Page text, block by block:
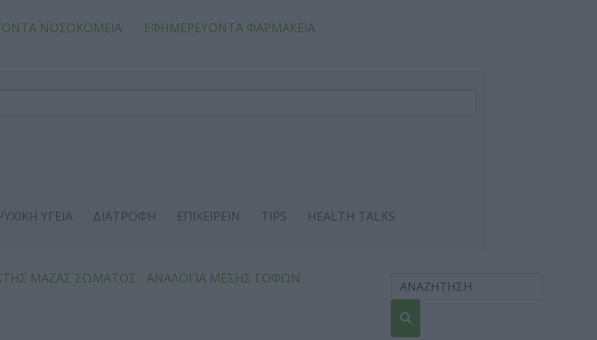
ΝΟΣΟΚΟΜΕΙΑ ΕΦΗΜΕΡΕΥΟΝΤΑ ΦΑΡΜΑΚΕΙΑ
ΥΓΕΙΑ ΔΙΑΤΡΟΦΗ ΕΠΙΧΕΙΡΕΙΝ TIPS
HEALTH TALKS
ΜΑΖΑΣ ΣΩΜΑΤΟΣ
ΑΝΑΛΟΓΙΑ ΜΕΣΗΣ ΓΟΦΩΝ